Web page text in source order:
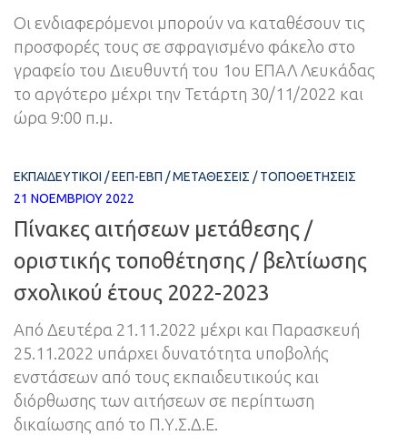
Οι ενδιαφερόμενοι μπορούν να καταθέσουν τις
προσφορές τους σε σφραγισμένο φάκελο στο
γραφείο του Διευθυντή του 1ου ΕΠΑΛ Λευκάδας
το αργότερο μέχρι την Τετάρτη 30/11/2022 και
ώρα 9:00 π.μ.
ΕΚΠΑΙΔΕΥΤΙΚΟΊ /ΕΕΠ-ΕΒΠ /ΜΕΤΑΘΈΣΕΙΣ /ΤΟΠΟΘΕΤΉΣΕΙΣ
21 ΝΟΕΜΒΡΊΟΥ 2022
Πίνακες αιτήσεων μετάθεσης /
οριστικής τοποθέτησης / βελτίωσης
σχολικού έτους 2022-2023
Από Δευτέρα 21.11.2022 μέχρι και Παρασκευή
25.11.2022 υπάρχει δυνατότητα υποβολής
ενστάσεων από τους εκπαιδευτικούς και
διόρθωσης των αιτήσεων σε περίπτωση
δικαίωσης από το Π.Υ.Σ.Δ.Ε.